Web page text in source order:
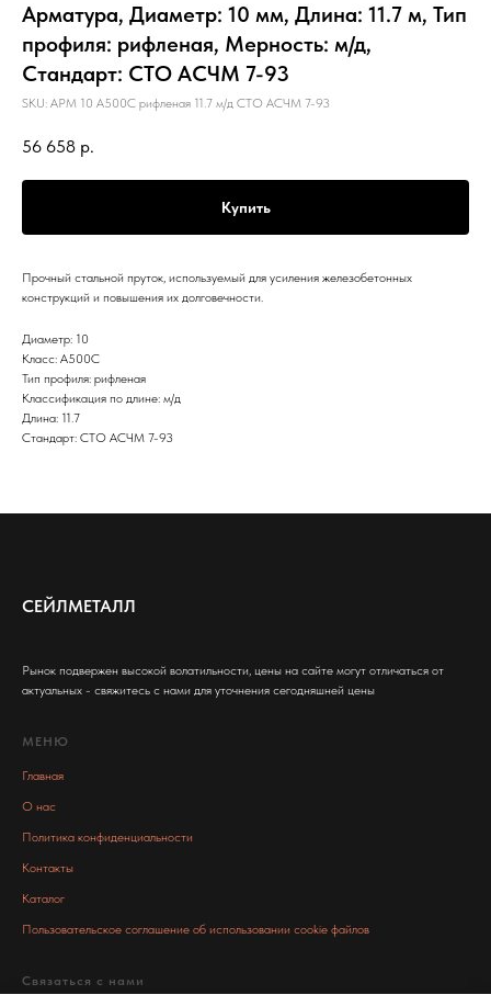
Арматура, Диаметр: 10 мм, Длина: 11.7 м, Тип
профиля: рифленая, Мерность: м/д,
Стандарт: СТО АСЧМ 7-93
SKU: АРМ 10 А500С рифленая 11.7 м/д СТО АСЧМ 7-93
56 658 р.
Купить
Прочный стальной пруток, используемый для усиления железобетонных
конструкций и повышения их долговечности.
Диаметр: 10
Класс: А500С
Тип профиля: рифленая
Классификация по длине: м/д
Длина: 11.7
Стандарт: СТО АСЧМ 7-93
СЕЙЛМЕТАЛЛ
Рынок подвержен высокой волатильности, цены на сайте могут отличаться от
актуальных - свяжитесь с нами для уточнения сегодняшней цены
МЕНЮ
Главная
О нас
Политика конфиденциальности
Контакты
Каталог
Пользовательское соглашение об использовании cookie файлов
Связаться с нами